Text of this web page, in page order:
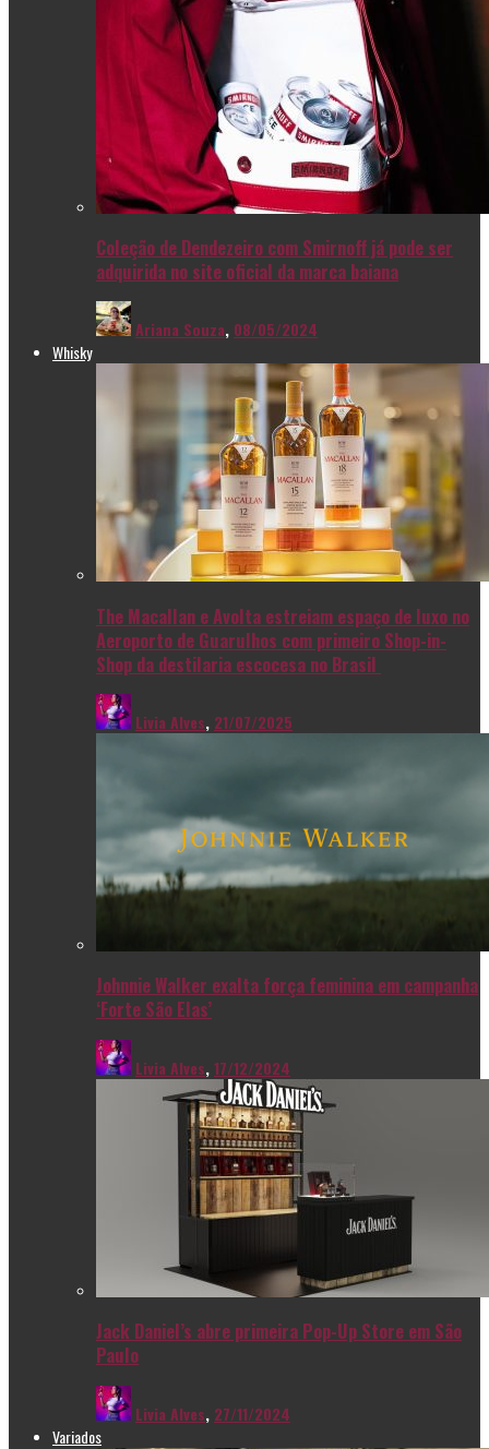
Coleção de Dendezeiro com Smirnoff já pode ser
adquirida no site oficial da marca baiana
Ariana Souza, 08/05/2024
Whisky
The Macallan e Avolta estreiam espaço de luxo no
Aeroporto de Guarulhos com primeiro Shop-in-
Shop da destilaria escocesa no Brasil
Livia Alves, 21/07/2025
Johnnie Walker exalta força feminina em campanha
‘Forte São Elas’
Livia Alves,17/12/2024
Jack Daniel’s abre primeira Pop-Up Store em São
Paulo
Livia Alves, 27/11/2024
Variados